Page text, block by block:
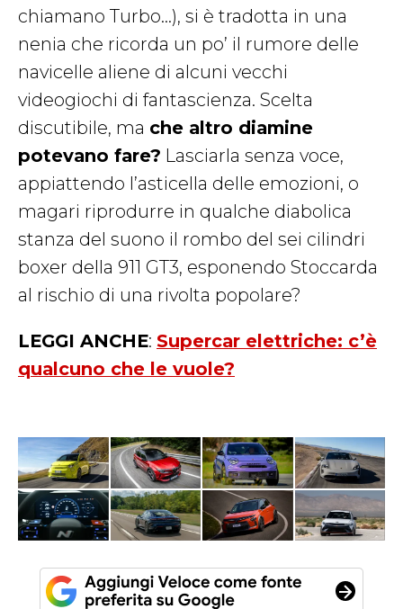
chiamano Turbo…), si è tradotta in una
nenia che ricorda un po’ il rumore delle
navicelle aliene di alcuni vecchi
videogiochi di fantascienza. Scelta
discutibile, ma che altro diamine
potevano fare? Lasciarla senza voce,
appiattendo l’asticella delle emozioni, o
magari riprodurre in qualche diabolica
stanza del suono il rombo del sei cilindri
boxer della 911 GT3, esponendo Stoccarda
al rischio di una rivolta popolare?
LEGGI ANCHE: Supercar elettriche: c’è
qualcuno che le vuole?